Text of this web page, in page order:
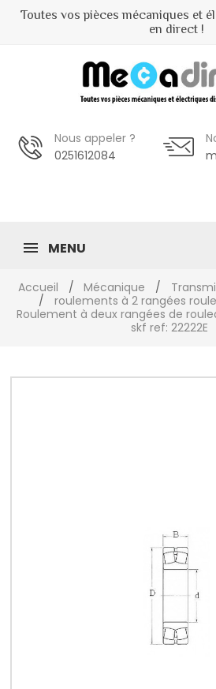
Toutes vos pièces mécaniques et
en direct !
Nous appeler ?
0251612084
MENU
Accueil Mécanique
roulements à 2 rangées
Roulement à deux rangées de
skf ref: 22222E